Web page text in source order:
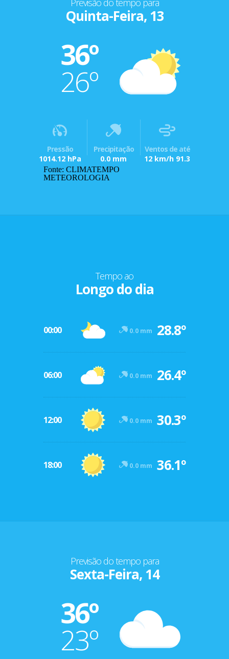
Previsão do tempo para
Quinta-Feira, 13
36º
26º
Pressão
1014.12 hPa
Precipitação
0.0 mm
Ventos de até
12 km/h 91.3
Fonte: CLIMATEMPO
METEOROLOGIA
Tempo ao
Longo do dia
00:00 0.0 mm 28.8º
06:00 0.0 mm 26.4º
12:00 0.0 mm 30.3º
18:00 0.0 mm 36.1º
Previsão do tempo para
Sexta-Feira, 14
36º
23º